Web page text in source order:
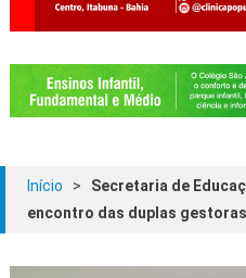
Início >
Secretaria de
encontro das duplas gestoras